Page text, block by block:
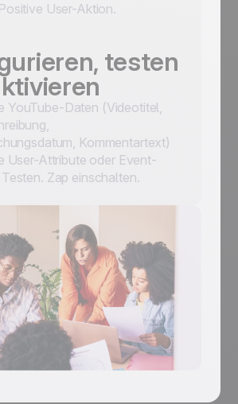
User-Aktion.
testen
YouTube-Daten (Videotitel,
Kommentartext)
User-Attribute oder Event-
Zap einschalten.